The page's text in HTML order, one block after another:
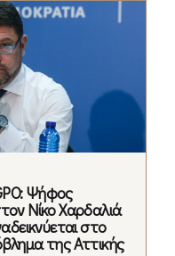
Ψήφος
Νίκο Χαρδαλιά
στο
της Αττικής